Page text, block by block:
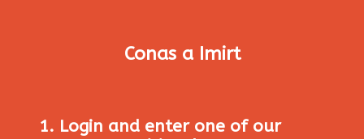
Conas a Imirt
1. Login and enter one of our